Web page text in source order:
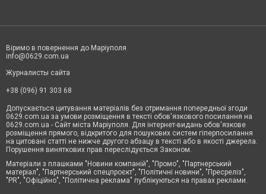
Віримо в повернення до Маріуполя
info@0629.com.ua
Журналисты сайта
+38 (096) 91 303 68
Допускається цитування матеріалів без отримання попередньої згоди
0629.com.ua за умови розміщення в тексті обов'язкового посилання на
0629.com.ua - Сайт міста Маріуполя. Для інтернет-видань обов'язкове
розміщення прямого, відкритого для пошукових систем гіперпосилання
на цитовані статті не нижче другого абзацу в тексті або в якості джерела.
Порушення виняткових прав переслідується Законом.
Матеріали з плашками "Новини компаній", "Промо", "Партнерський
матеріал", "Партнерський спецпроєкт", "Політичні новини", "Пресреліз",
"PR", "Офіційно", "Політична реклама" публікуються на правах реклами.